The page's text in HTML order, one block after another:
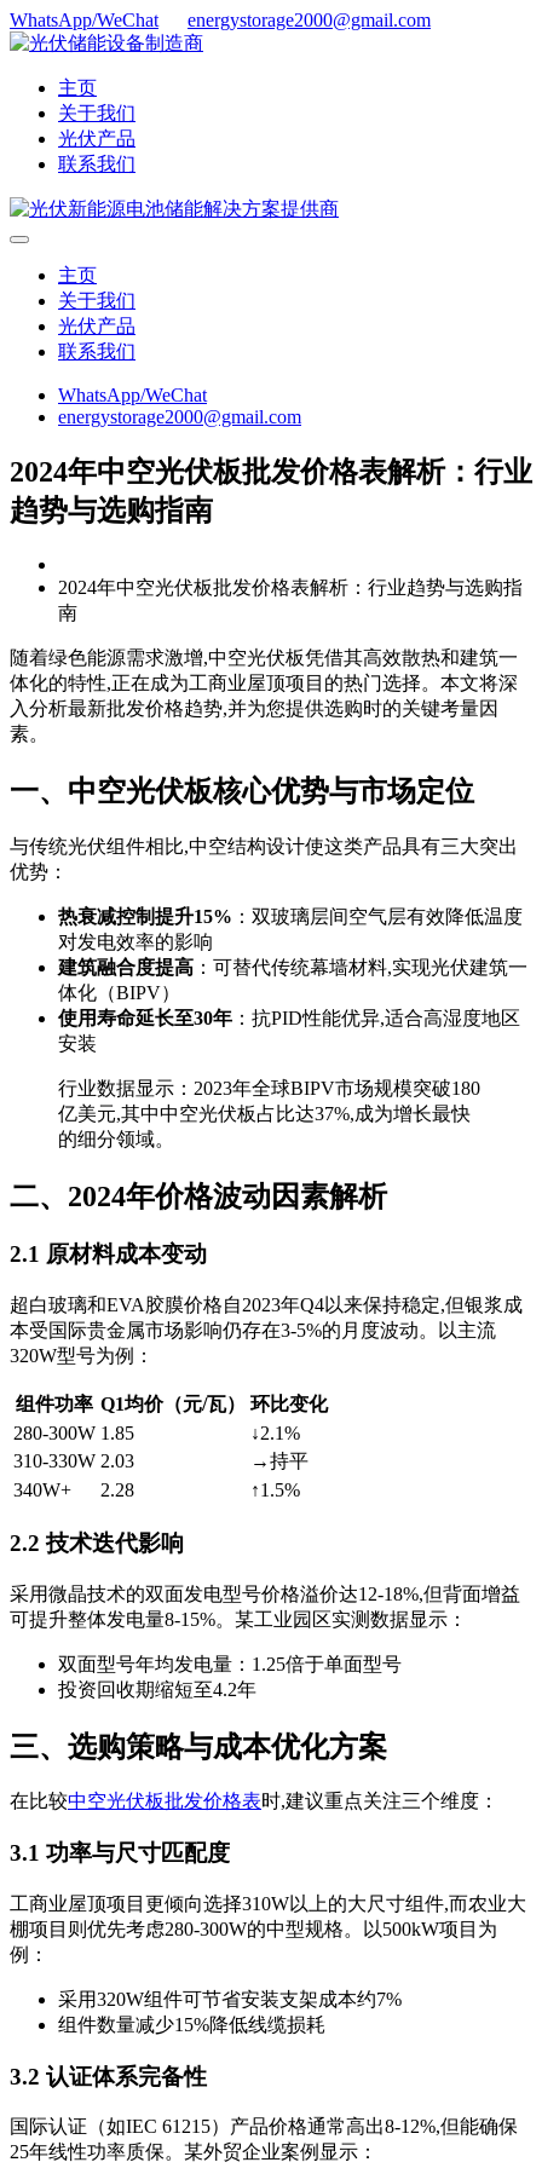
WhatsApp/WeChat energystorage2000@gmail.com
主页
关于我们
光伏产品
联系我们
主页
关于我们
光伏产品
联系我们
WhatsApp/WeChat
energystorage2000@gmail.com
2024年中空光伏板批发价格表解析：行业
趋势与选购指南
2024年中空光伏板批发价格表解析：行业趋势与选购指
南
随着绿色能源需求激增,中空光伏板凭借其高效散热和建筑一
体化的特性,正在成为工商业屋顶项目的热门选择。本文将深
入分析最新批发价格趋势,并为您提供选购时的关键考量因
素。
一、中空光伏板核心优势与市场定位
与传统光伏组件相比,中空结构设计使这类产品具有三大突出
优势：
热衰减控制提升15% ：双玻璃层间空气层有效降低温度
对发电效率的影响
建筑融合度提高 ：可替代传统幕墙材料,实现光伏建筑一
体化（BIPV）
使用寿命延长至30年 ：抗PID性能优异,适合高湿度地区
安装
行业数据显示：2023年全球BIPV市场规模突破180
亿美元,其中中空光伏板占比达37%,成为增长最快
的细分领域。
二、2024年价格波动因素解析
2.1 原材料成本变动
超白玻璃和EVA胶膜价格自2023年Q4以来保持稳定,但银浆成
本受国际贵金属市场影响仍存在3-5%的月度波动。以主流
320W型号为例：
组件功率 Q1均价（元/瓦）
环比变化
280-300W 1.85
↓2.1%
310-330W 2.03
→持平
340W+
2.28 ↑1.5%
2.2 技术迭代影响
采用微晶技术的双面发电型号价格溢价达12-18%,但背面增益
可提升整体发电量8-15%。某工业园区实测数据显示：
双面型号年均发电量：1.25倍于单面型号
投资回收期缩短至4.2年
三、选购策略与成本优化方案
在比较中空光伏板批发价格表时,建议重点关注三个维度：
3.1 功率与尺寸匹配度
工商业屋顶项目更倾向选择310W以上的大尺寸组件,而农业大
棚项目则优先考虑280-300W的中型规格。以500kW项目为
例：
采用320W组件可节省安装支架成本约7%
组件数量减少15%降低线缆损耗
3.2 认证体系完备性
国际认证（如IEC 61215）产品价格通常高出8-12%,但能确保
25年线性功率质保。某外贸企业案例显示：